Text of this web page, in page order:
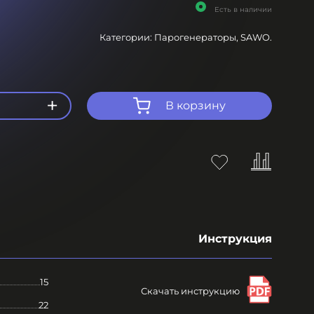
Есть в наличии
Категории: Парогенераторы, SAWO.
В корзину
+
Инструкция
15
22
Скачать инструкцию